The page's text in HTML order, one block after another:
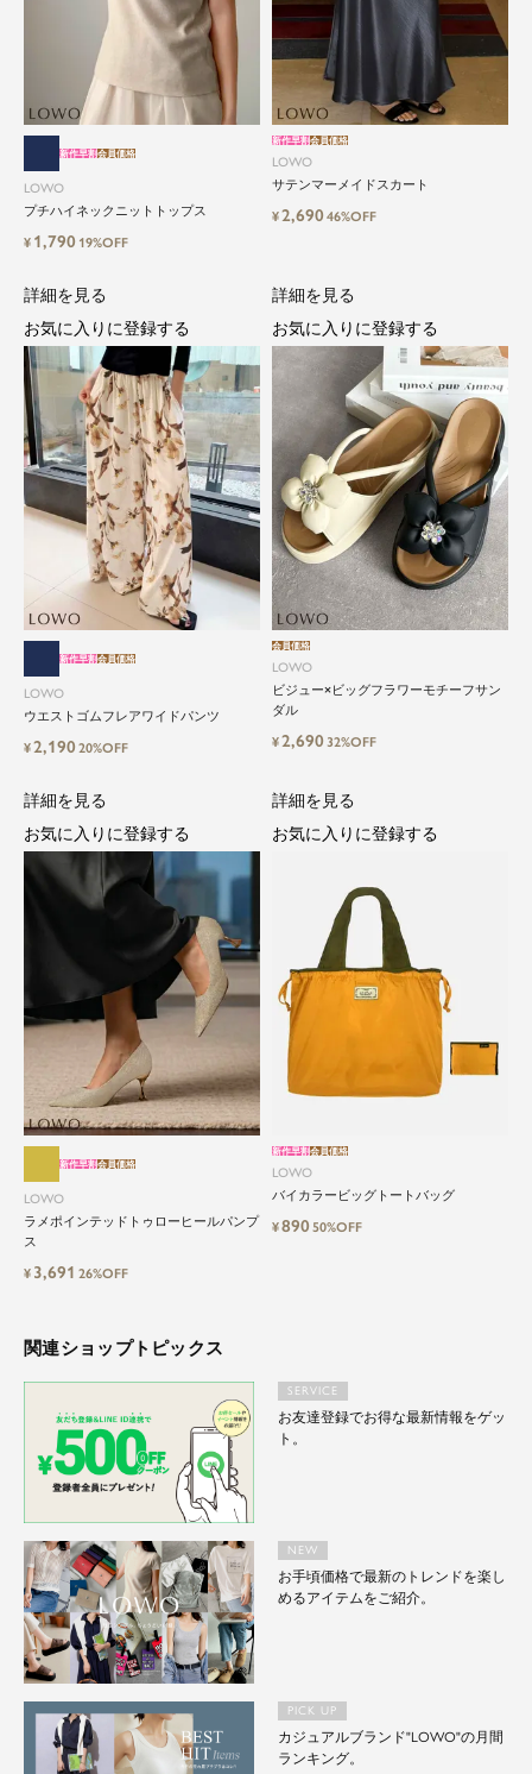
気軽に楽しめる低価格でトレンドを取
り入れたファッションブランド
LOWO（ロワ）は、アパレルはもちろん、インナ
ー、バッグやシューズ、小物まで、驚くほどリー
ズナブルにラインナップ。
毎日のコーデに、ちょっとした変化を。いつもの
自分に、ちょっとした彩りを。
LOWOは、頑張りすぎないおしゃれを応援しま
す。
LOWO
プチハイネックニットトップス
新作早割会員価格
¥ 1,790 19%OFF
LOWO
サテンマーメイドスカート
新作早割会員価格
¥2,69046%OFF
LOWO
ウエストゴムフレアワイドパンツ
新作早割会員価格
¥2,19020%OFF
詳細を見る
お気に入りに登録する
LOWO
ビジュー×ビッグフラワーモチーフサン
ダル
会員価格
¥2,69032%OFF
詳細を見る
お気に入りに登録する
LOWO
ラメポインテッドトゥローヒールパンプ
ス
新作早割会員価格
¥ 3,691 26%OFF
詳細を見る
お気に入りに登録する
LOWO
バイカラービッグトートバッグ
新作早割会員価格
¥89050%OFF
詳細を見る
お気に入りに登録する
関連ショップトピックス
SERVICE
お友達登録でお得な最新情報をゲッ
ト。
NEW
お手頃価格で最新のトレンドを楽し
めるアイテムをご紹介。
PICK UP
カジュアルブランド"LOWO"の月間
ランキング。